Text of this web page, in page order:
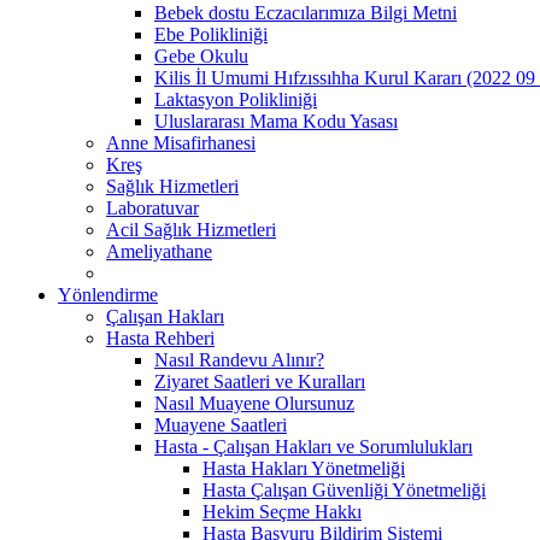
Bebek dostu Eczacılarımıza Bilgi Metni
Ebe Polikliniği
Gebe Okulu
Kilis İl Umumi Hıfzıssıhha Kurul Kararı (2022 09
Laktasyon Polikliniği
Uluslararası Mama Kodu Yasası
Anne Misafirhanesi
Kreş
Sağlık Hizmetleri
Laboratuvar
Acil Sağlık Hizmetleri
Ameliyathane
Yönlendirme
Çalışan Hakları
Hasta Rehberi
Nasıl Randevu Alınır?
Ziyaret Saatleri ve Kuralları
Nasıl Muayene Olursunuz
Muayene Saatleri
Hasta - Çalışan Hakları ve Sorumlulukları
Hasta Hakları Yönetmeliği
Hasta Çalışan Güvenliği Yönetmeliği
Hekim Seçme Hakkı
Hasta Başvuru Bildirim Sistemi